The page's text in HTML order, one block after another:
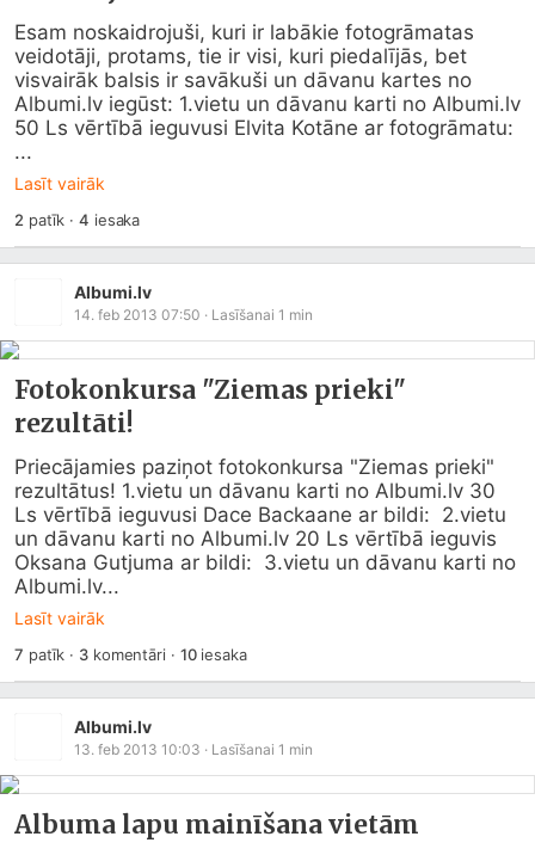
Esam noskaidrojuši, kuri ir labākie fotogrāmatas
veidotāji, protams, tie ir visi, kuri piedalījās, bet
Albumi.lv iegūst: 1.vietu un dāvanu karti no Albumi.lv
50 Ls vērtībā ieguvusi Elvita Kotāne ar fotogrāmatu:
...
Lasīt vairāk
2 patīk ·4 iesaka
Albumi.lv
14. feb 2013 07:50 · Lasīšanai 1 min
Fotokonkursa "Ziemas prieki"
rezultāti!
Priecājamies paziņot fotokonkursa "Ziemas prieki"
rezultātus! 1.vietu un dāvanu karti no Albumi.lv 30
Ls vērtībā ieguvusi Dace Backaane ar bildi:  2.vietu
un dāvanu karti no Albumi.lv 20 Ls vērtībā ieguvis
Albumi.lv...
Lasīt vairāk
7 patīk · 3komentāri · 10iesaka
Albumi.lv
13. feb 2013 10:03 · Lasīšanai 1 min
Albuma lapu mainīšana vietām